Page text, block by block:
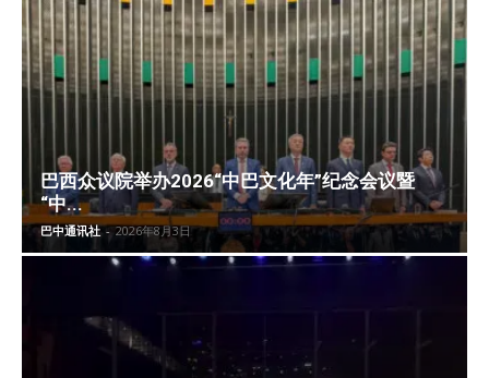
巴西众议院举办2026“中巴文化年”纪念会议暨
“中...
巴中通讯社 - 2026年8月3日